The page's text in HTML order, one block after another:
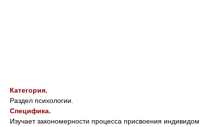
Категория.
Раздел психологии.
Специфика.
Изучает закономерности процесса присвоения индивидом